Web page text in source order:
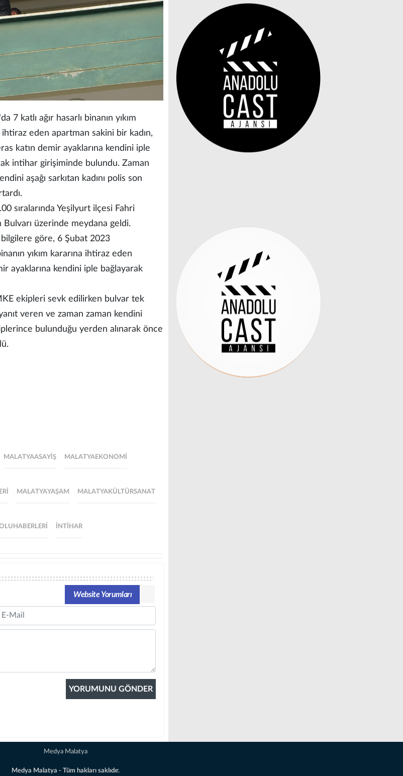
7 katlı ağır hasarlı binanın yıkım
ihtiraz eden apartman sakini bir kadın,
katın demir ayaklarına kendini iple
intihar girişiminde bulundu. Zaman
aşağı sarkıtan kadını polis son
sıralarında Yeşilyurt ilçesi Fahri
Bulvarı üzerinde meydana geldi.
bilgilere göre, 6 Şubat 2023
yıkım kararına ihtiraz eden
ayaklarına kendini iple bağlayarak
ekipleri sevk edilirken bulvar tek
veren ve zaman zaman kendini
bulunduğu yerden alınarak önce
MALATYAASAYIŞ MALATYAEKONOMI
MALATYAYAŞAM MALATYAKÜLTÜRSANAT
İNTIHAR
Website Yorumları
Medya Malatya
Medya Malatya - Tüm hakları saklıdır.